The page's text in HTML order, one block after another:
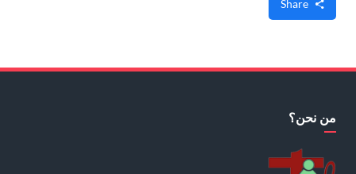
من نحن؟